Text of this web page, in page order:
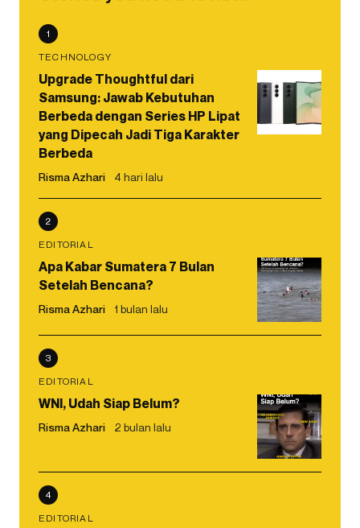
1
TECHNOLOGY
Upgrade Thoughtful dari
Samsung: Jawab Kebutuhan
Berbeda dengan Series HP Lipat
yang Dipecah Jadi Tiga Karakter
Berbeda
Risma Azhari 4 hari lalu
2
EDITORIAL
Apa Kabar Sumatera 7 Bulan
Setelah Bencana?
Risma Azhari 1 bulan lalu
3
EDITORIAL
WNI, Udah Siap Belum?
Risma Azhari 2 bulan lalu
4
EDITORIAL